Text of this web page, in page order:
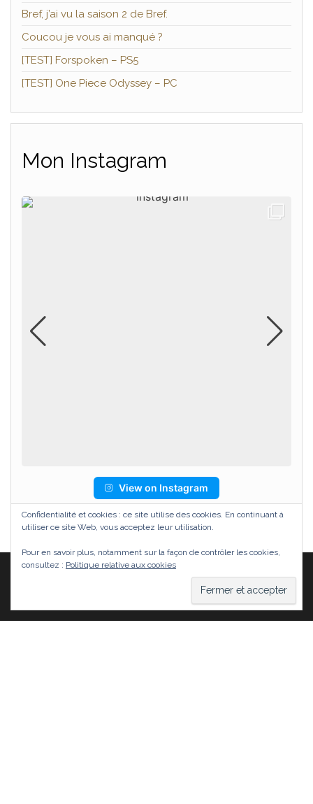
Bref, j’ai vu la saison 2 de Bref.
Coucou je vous ai manqué ?
[TEST] Forspoken – PS5
[TEST] One Piece Odyssey – PC
Mon Instagram
View on Instagram
WordPress |Thème :Head
Confidentialité et cookies : ce site utilise des cookies. En continuant à
utiliser ce site Web, vous acceptez leur utilisation.
Pour en savoir plus, notamment sur la façon de contrôler les cookies,
consultez : Politique relative aux cookies